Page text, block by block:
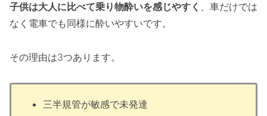
子供は大人に比べて乗り物酔いを感じやすく 、車だけでは
なく電車でも同様に酔いやすいです。
その理由は3つあります。
三半規管が敏感で未発達